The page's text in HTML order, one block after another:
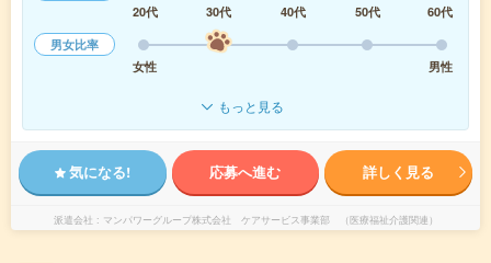
20代
30代 40代 50代
60代
男女比率
女性
男性
もっと見る
気になる! 応募へ進む 詳しく見る
派遣会社 マンパワーグループ株式会社 ケアサービス事業部 （医療福祉介護関連）